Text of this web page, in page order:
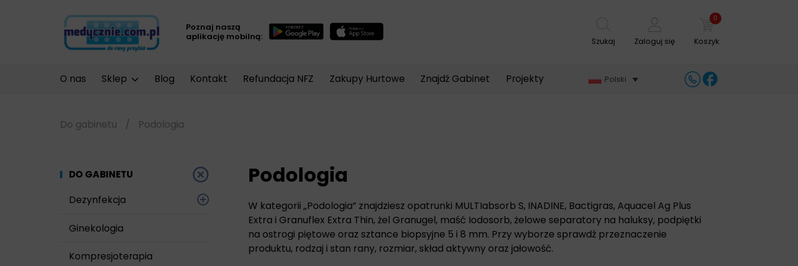
Poznaj naszą
aplikację mobilną:
Szukaj Zaloguj się
0
Koszyk
O nas Sklep Blog Kontakt Refundacja NFZ Zakupy Hurtowe Znajdź Gabinet Projekty Polski
Do gabinetu / Podologia
DO GABINETU
Dezynfekcja
Narzędzi i sprzętu
Powierzchni
Ginekologia
Kompresjoterapia
Podologia
W kategorii „Podologia” znajdziesz opatrunki MULTIabsorb S, INADINE, Bactigras, Aquacel Ag Plus
Extra i Granuflex Extra Thin, żel Granugel, maść Iodosorb, żelowe separatory na haluksy, podpiętki
na ostrogi piętowe oraz sztance biopsyjne 5 i 8 mm. Przy wyborze sprawdź przeznaczenie
produktu, rodzaj i stan rany, rozmiar, skład aktywny oraz jałowość.